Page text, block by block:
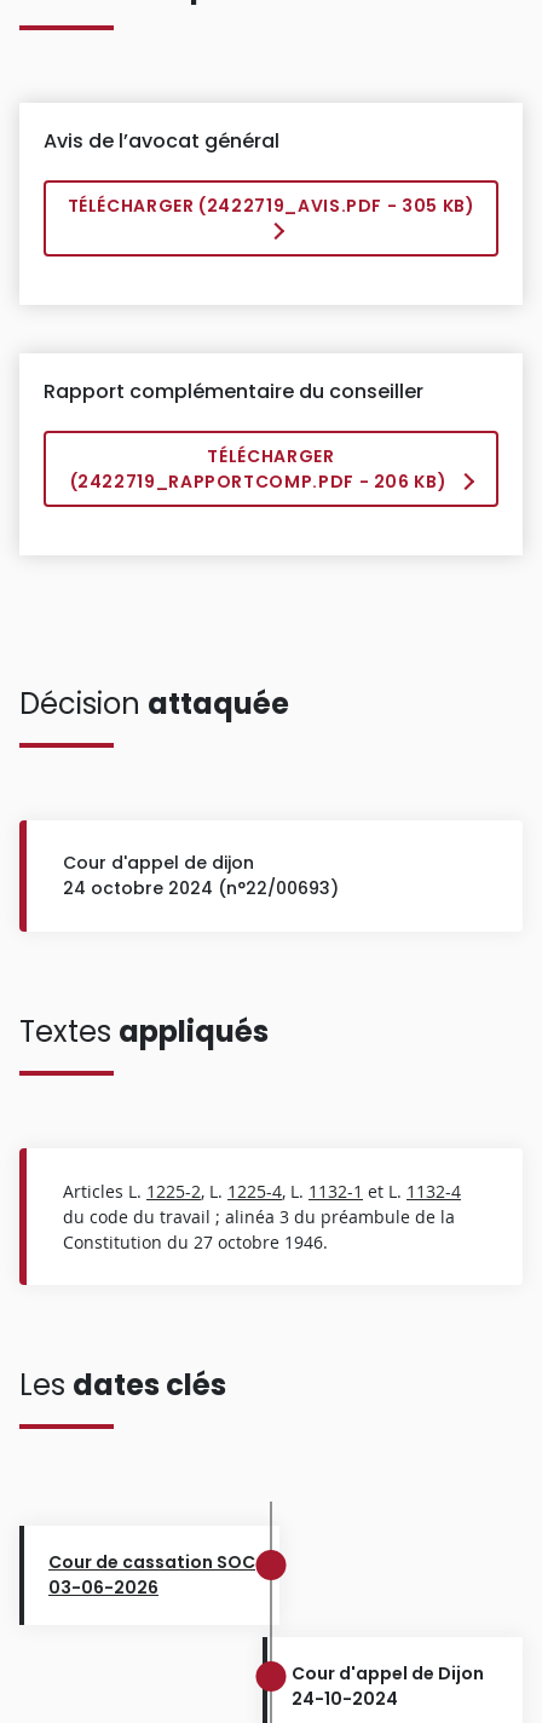
Avis de l’avocat général
TÉLÉCHARGER (2422719_AVIS.PDF - 305 KB)
Rapport complémentaire du conseiller
TÉLÉCHARGER
(2422719_RAPPORTCOMP.PDF - 206 KB)
Décision attaquée
Cour d'appel de dijon
24 octobre 2024 (n°22/00693)
Textes appliqués
Articles L. 1225-2, L. 1225-4, L. 1132-1 et L. 1132-4
du code du travail ; alinéa 3 du préambule de la
Constitution du 27 octobre 1946.
Les dates clés
Cour de cassation SOC
03-06-2026
Cour d'appel de Dijon
24-10-2024